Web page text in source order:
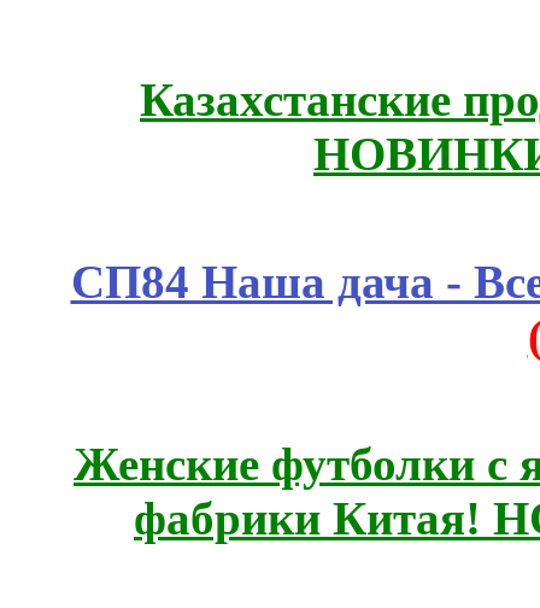
Казахстанские
СП84 Наша дача -
Женские футболки с
фабрики Китая!